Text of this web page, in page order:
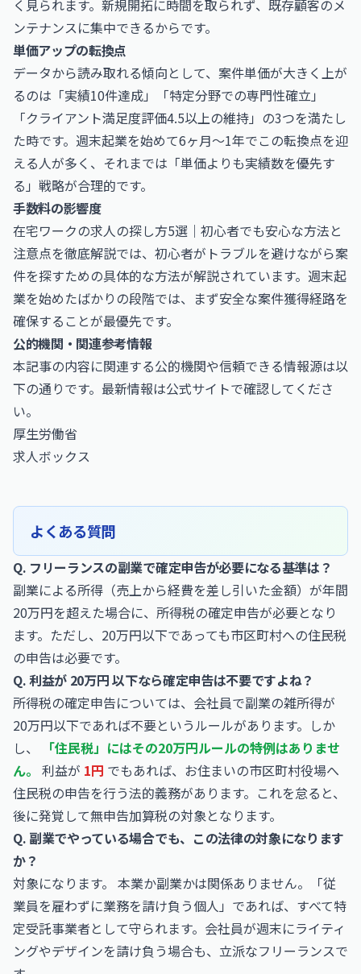
く見られます。新規開拓に時間を取られず、既存顧客のメ
ンテナンスに集中できるからです。
単価アップの転換点
データから読み取れる傾向として、案件単価が大きく上が
るのは「実績10件達成」「特定分野での専門性確立」
「クライアント満足度評価4.5以上の維持」の3つを満たし
た時です。週末起業を始めて6ヶ月〜1年でこの転換点を迎
える人が多く、それまでは「単価よりも実績数を優先す
る」戦略が合理的です。
手数料の影響度
在宅ワークの求人の探し方5選｜初心者でも安心な方法と
注意点を徹底解説では、初心者がトラブルを避けながら案
件を探すための具体的な方法が解説されています。週末起
業を始めたばかりの段階では、まず安全な案件獲得経路を
確保することが最優先です。
公的機関・関連参考情報
本記事の内容に関連する公的機関や信頼できる情報源は以
下の通りです。最新情報は公式サイトで確認してくださ
い。
厚生労働省
求人ボックス
よくある質問
Q. フリーランスの副業で確定申告が必要になる基準は？
副業による所得（売上から経費を差し引いた金額）が年間
20万円を超えた場合に、所得税の確定申告が必要となり
ます。ただし、20万円以下であっても市区町村への住民税
の申告は必要です。
Q. 利益が 20万円 以下なら確定申告は不要ですよね？
所得税の確定申告については、会社員で副業の雑所得が
20万円以下であれば不要というルールがあります。しか
し、
「住民税」にはその20万円ルールの特例はありませ
ん。 利益が 1円 でもあれば、お住まいの市区町村役場へ
住民税の申告を行う法的義務があります。これを怠ると、
後に発覚して無申告加算税の対象となります。
Q. 副業でやっている場合でも、この法律の対象になります
か？
対象になります。 本業か副業かは関係ありません。「従
業員を雇わずに業務を請け負う個人」であれば、すべて特
定受託事業者として守られます。会社員が週末にライティ
ングやデザインを請け負う場合も、立派なフリーランスで